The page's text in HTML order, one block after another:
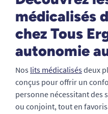
médicalisés
chez Tous
autonomie
Nos lits médicalisésdeux
conçus pour offrir un
personne nécessitant des
ou conjoint, tout en